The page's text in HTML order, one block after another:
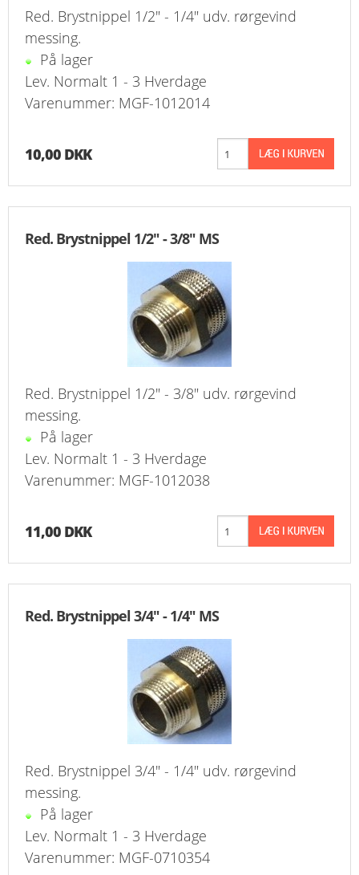
Red. Brystnippel 1/2" - 1/4" udv. rørgevind
messing.
På lager
Lev. Normalt 1 - 3 Hverdage
Varenummer: MGF-1012014
10,00 DKK
Red. Brystnippel 1/2" - 3/8" MS
Red. Brystnippel 1/2" - 3/8" udv. rørgevind
messing.
På lager
Lev. Normalt 1 - 3 Hverdage
Varenummer: MGF-1012038
11,00 DKK
Red. Brystnippel 3/4" - 1/4" MS
Red. Brystnippel 3/4" - 1/4" udv. rørgevind
messing.
På lager
Lev. Normalt 1 - 3 Hverdage
Varenummer: MGF-0710354